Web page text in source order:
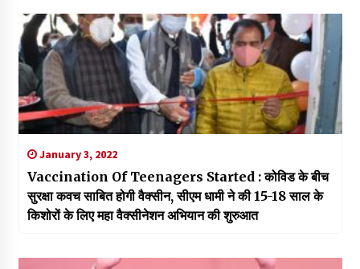
January 3, 2022
Vaccination Of Teenagers Started : कोविड के बीच
सुरक्षा कवच साबित होगी वैक्सीन, सीएम धामी ने की 15-18 साल के
किशोरों के लिए महा वैक्सीनेशन अभियान की शुरुआत